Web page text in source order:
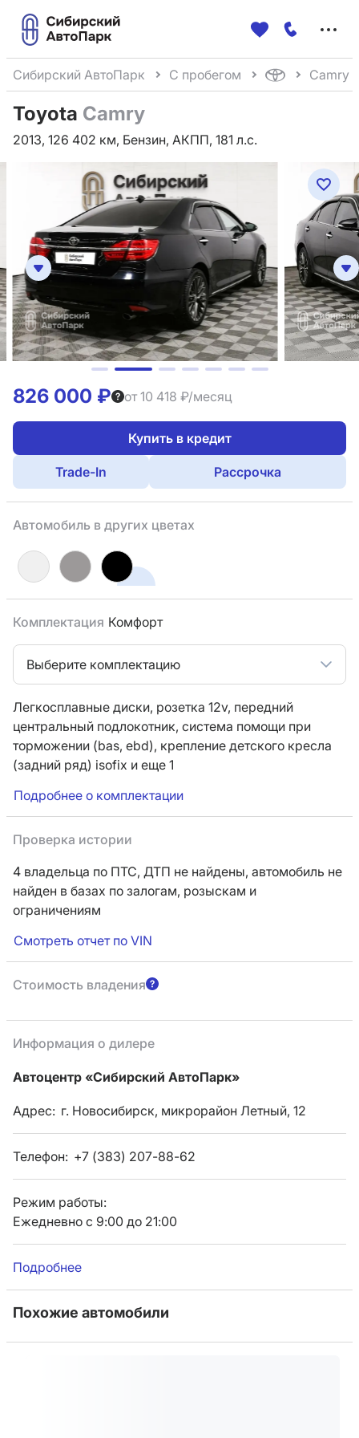
Сибирский АвтоПарк С пробегом Camry
Toyota Camry
2013, 126 402 км, Бензин, АКПП, 181 л.с.
826 000 ₽ от 10 418 ₽/месяц
Купить в кредит
Trade-In Рассрочка
Автомобиль в других цветах
Комплектация Комфорт
Выберите комплектацию
Легкосплавные диски, розетка 12v, передний
центральный подлокотник, система помощи при
торможении (bas, ebd), крепление детского кресла
(задний ряд) isofix и еще 1
Подробнее о комплектации
Проверка истории
4 владельца по ПТС, ДТП не найдены, автомобиль не
найден в базах по залогам, розыскам и
ограничениям
Смотреть отчет по VIN
Стоимость владения
Информация о дилере
Автоцентр «Сибирский АвтоПарк»
Адрес: г. Новосибирск, микрорайон Летный, 12
Телефон: +7 (383) 207-88-62
Режим работы:
Ежедневно с 9:00 до 21:00
Подробнее
Похожие автомобили